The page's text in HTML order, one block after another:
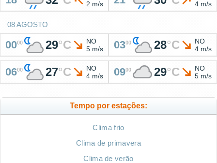
2 m/s
4 m/s
08 AGOSTO
0000 29°C
NO
5 m/s
0300 28°C
NO
4 m/s
0600 27°C
NO
4 m/s
0900 29°C
NO
5 m/s
Tempo por estações:
Clima frio
Clima de primavera
Clima de verão